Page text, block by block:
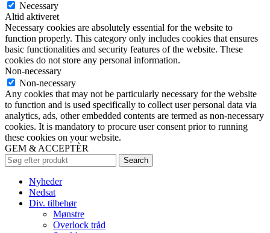
Necessary
Altid aktiveret
Necessary cookies are absolutely essential for the website to
function properly. This category only includes cookies that ensures
basic functionalities and security features of the website. These
cookies do not store any personal information.
Non-necessary
Non-necessary
Any cookies that may not be particularly necessary for the website
to function and is used specifically to collect user personal data via
analytics, ads, other embedded contents are termed as non-necessary
cookies. It is mandatory to procure user consent prior to running
these cookies on your website.
GEM & ACCEPTÈR
Search
Nyheder
Nedsat
Div. tilbehør
Mønstre
Overlock tråd